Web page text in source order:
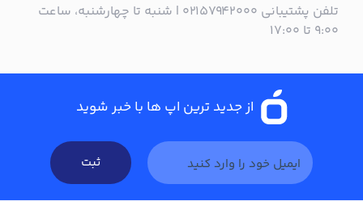
تلفن پشتیبانی ۰۲۱۵۷۹۴۲۰۰۰ | شنبه تا چهارشنبه، ساعت
۹:۰۰ تا ۱۷:۰۰
از جدید ترین اپ ها با خبر شوید
ثبت